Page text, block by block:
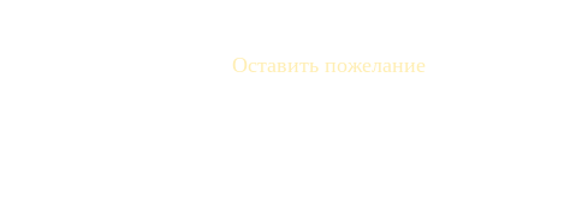
Оставить пожелание